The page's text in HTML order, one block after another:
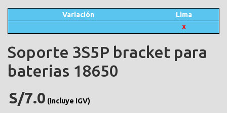
Variación Lima
X
Soporte 3S5P bracket para
baterias 18650
S/7.0 (incluye IGV)